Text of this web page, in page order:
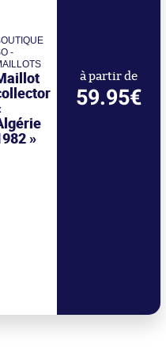
-
»
à partir de
59.95€